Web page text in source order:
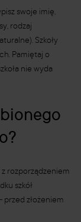
swoje imię,
rodzaj
Szkoły
Pamiętaj o
nie wyda
z rozporządzeniem
szkół
złożeniem